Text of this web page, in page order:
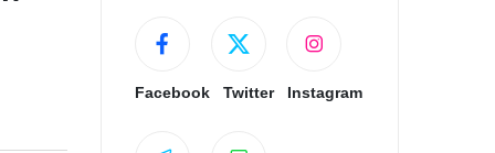
Facebook Twitter Instagram